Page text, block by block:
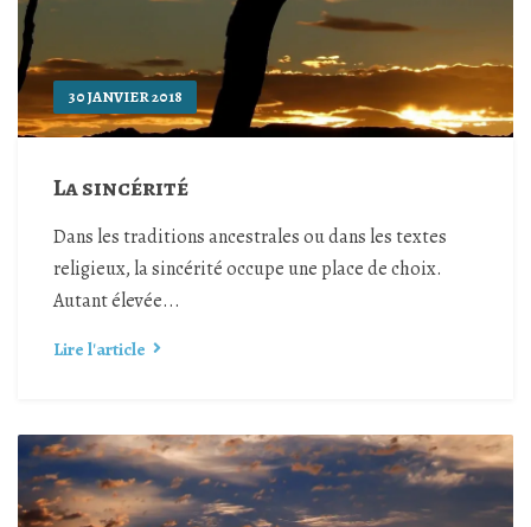
30 JANVIER 2018
La sincérité
Dans les traditions ancestrales ou dans les textes
religieux, la sincérité occupe une place de choix.
Autant élevée...
Lire l'article